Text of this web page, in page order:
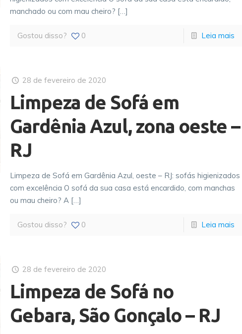
manchado ou com mau cheiro? […]
Gostou disso? 0 Leia mais
28 de fevereiro de 2020
Limpeza de Sofá em
Gardênia Azul, zona oeste –
RJ
Limpeza de Sofá em Gardênia Azul, oeste – RJ: sofás higienizados
com excelência O sofá da sua casa está encardido, com manchas
ou mau cheiro? A […]
Gostou disso? 0 Leia mais
28 de fevereiro de 2020
Limpeza de Sofá no
Gebara, São Gonçalo – RJ